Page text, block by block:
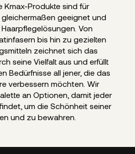
Kmax-Produkte sind für
geeignet und
Von
bis hin zu gezielten
zeichnet sich das
seine Vielfalt aus und erfüllt
Bedürfnisse all jener, die das
verbessern möchten. Wir
an Optionen, damit jeder
um die Schönheit seiner
und zu bewahren.